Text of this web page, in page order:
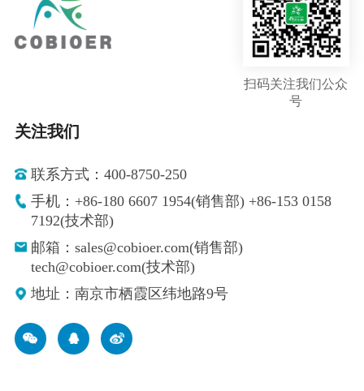
扫码关注我们公众
号
关注我们
联系方式：400-8750-250
手机：+86-180 6607 1954(销售部) +86-153 0158
7192(技术部)
邮箱：sales@cobioer.com(销售部)
tech@cobioer.com(技术部)
地址：南京市栖霞区纬地路9号